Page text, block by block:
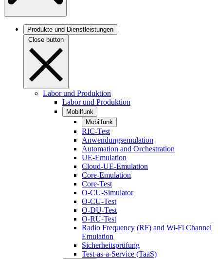
Produkte und Dienstleistungen
Close button
Labor und Produktion
Labor und Produktion
Mobilfunk
Mobilfunk
RIC-Test
Anwendungsemulation
Automation and Orchestration
UE-Emulation
Cloud-UE-Emulation
Core-Emulation
Core-Test
O-CU-Simulator
O-CU-Test
O-DU-Test
O-RU-Test
Radio Frequency (RF) and Wi-Fi Channel
Emulation
Sicherheitsprüfung
Test-as-a-Service (TaaS)